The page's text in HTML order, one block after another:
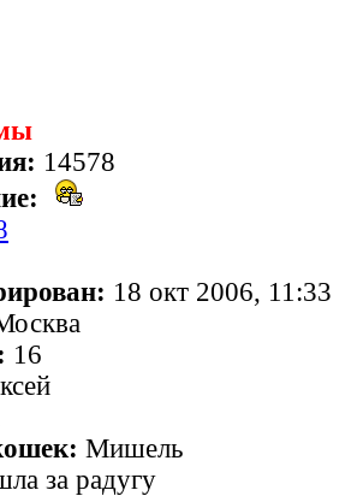
14578
18 окт 2006, 11:33
16
Мишель
за радугу